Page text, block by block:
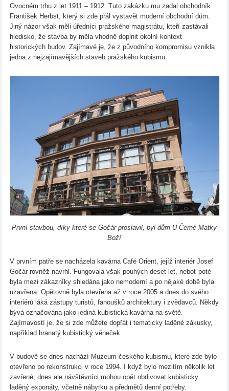
Ovocném trhu z let 1911 – 1912. Tuto zakázku mu zadal obchodník
František Herbst, který si zde přál vystavět moderní obchodní dům.
Jiný názor však měli úředníci pražského magistrátu, kteří zastávali
hledisko, že stavba by měla vhodně doplnit okolní kontext
historických budov. Zajímavé je, že z původního kompromisu vznikla
jedna z nejzajímavějších staveb pražského kubismu.
První stavbou, díky které se Gočár proslavil, byl dům U Černé Matky
Boží
V prvním patře se nacházela kavárna Café Orient, jejíž interiér Josef
Gočár rovněž navrhl. Fungovala však pouhých deset let, neboť poté
byla mezi zákazníky shledána jako nemoderní a po nějaké době byla
uzavřena. Opětovně byla otevřena až v roce 2005 a dnes do svého
interiérů láká zástupy turistů, fanoušků architektury i zvědavců. Někdy
bývá označována jako jediná kubistická kavárna na světě.
Zajímavostí je, že si zde můžete dopřát i tematicky laděné zákusky,
například hranatý kubistický věneček.
V budově se dnes nachází Muzeum českého kubismu, které zde bylo
otevřeno po rekonstrukci v roce 1994. I když bylo mezitím několik let
zavřené, dnes ale návštěvníci mohou opět obdivovat kubisticky
laděný exponáty, včetně nábytku a předmětů denní potřeby.